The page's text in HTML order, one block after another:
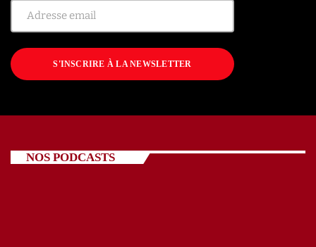
S'INSCRIRE À LA NEWSLETTER
NOS PODCASTS